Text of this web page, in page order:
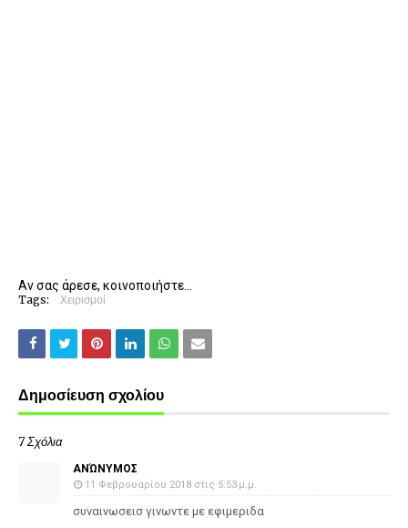
Αν σας άρεσε, κοινοποιήστε...
Tags: Χειρισμοί
Δημοσίευση σχολίου
7 Σχόλια
ΑΝΏΝΥΜΟΣ
11 Φεβρουαρίου 2018 στις 5:53 μ.μ.
συναινωσεισ γινωντε με εφιμεριδα